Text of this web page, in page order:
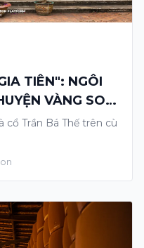
TIÊN": NGÔI
VÀNG SON
cổ Trần Bá Thế trên cù